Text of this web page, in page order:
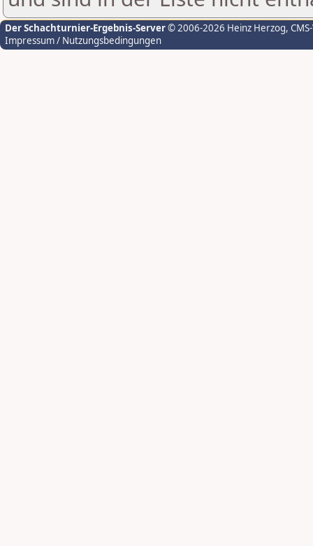
Der Schachturnier-Ergebnis-Server© 2006-2026 Heinz Herzog,
Impressum / Nutzungsbedingungen